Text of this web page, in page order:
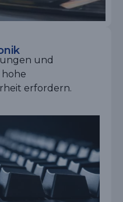
und
hohe
erfordern.